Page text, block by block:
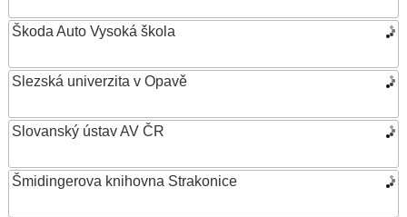
Škoda Auto Vysoká škola
Slezská univerzita v Opavě
Slovanský ústav AV ČR
Šmidingerova knihovna Strakonice